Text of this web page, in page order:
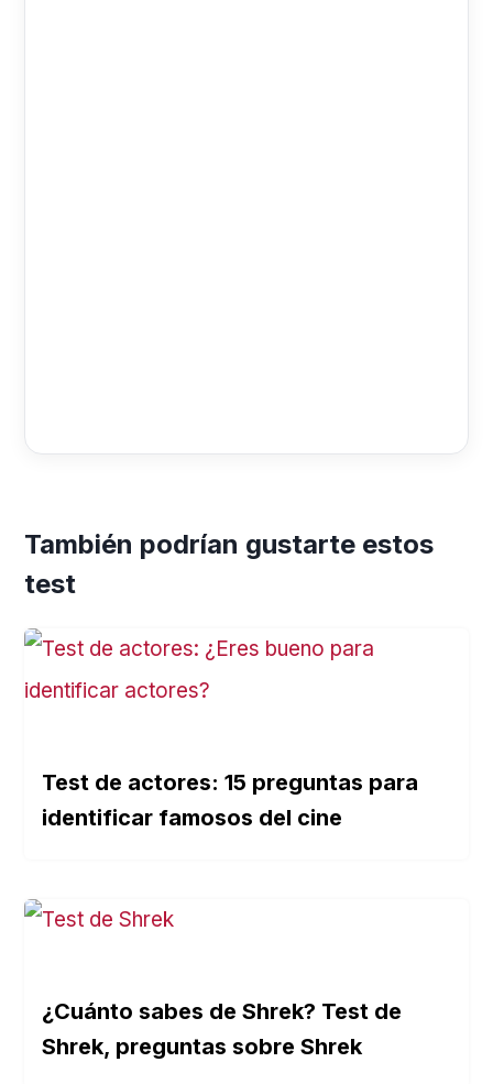
También podrían gustarte estos
test
Test de actores: 15 preguntas para
identificar famosos del cine
¿Cuánto sabes de Shrek? Test de
Shrek, preguntas sobre Shrek